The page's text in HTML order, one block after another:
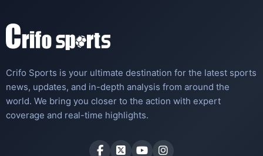
Crifo Sports is your ultimate destination for the latest sports
news, updates, and in-depth analysis from around the
world. We bring you closer to the action with expert
coverage and real-time highlights.